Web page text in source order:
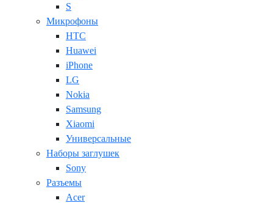
S
Микрофоны
HTC
Huawei
iPhone
LG
Nokia
Samsung
Xiaomi
Универсальные
Наборы заглушек
Sony
Разъемы
Acer